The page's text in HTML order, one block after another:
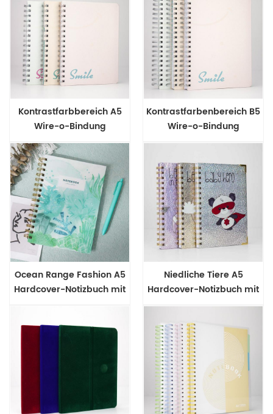
Kontrastfarbbereich A5
Wire-o-Bindung
Hardcover College-
Notizbuch
Kontrastfarbenbereich B5
Wire-o-Bindung
Hardcover College-
Ocean Range Fashion A5
Hardcover-Notizbuch mit
Niedliche Tiere A5
Hardcover-Notizbuch mit
Wire-o-Bindung